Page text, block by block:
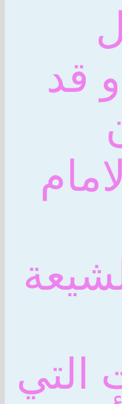
قد
التي